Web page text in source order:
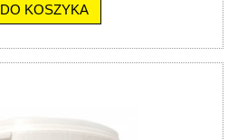
DO KOSZYKA